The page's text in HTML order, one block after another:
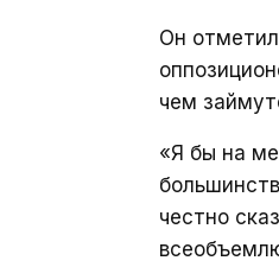
Он
чем
«Я бы на
честно